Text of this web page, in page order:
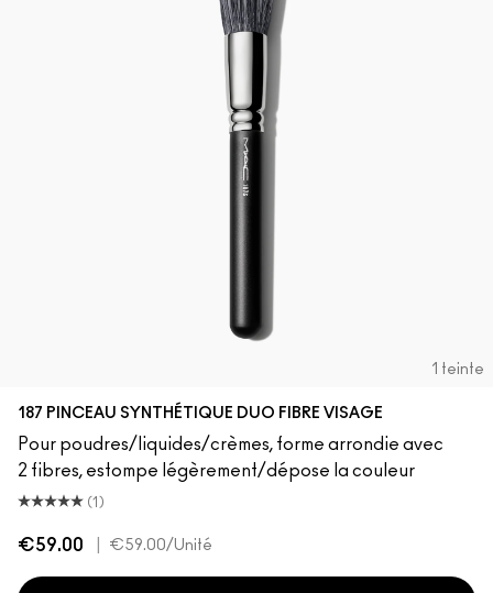
1 teinte
187 PINCEAU SYNTHÉTIQUE DUO FIBRE VISAGE
Pour poudres/liquides/crèmes, forme arrondie avec
2 fibres, estompe légèrement/dépose la couleur
(1)
€59.00 €59.00/Unité